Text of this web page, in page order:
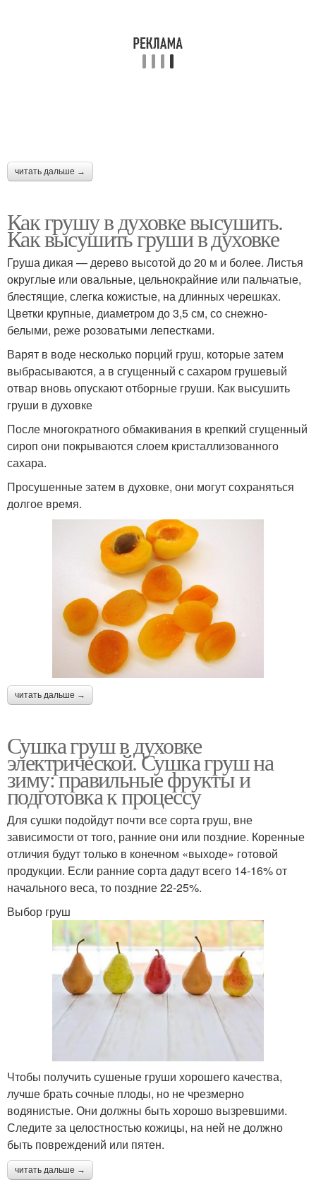
читать дальше →
Как грушу в духовке высушить.
Как высушить груши в духовке
Груша дикая — дерево высотой до 20 м и более. Листья
округлые или овальные, цельнокрайние или пальчатые,
блестящие, слегка кожистые, на длинных черешках.
Цветки крупные, диаметром до 3,5 см, со снежно-
белыми, реже розоватыми лепестками.
Варят в воде несколько порций груш, которые затем
выбрасываются, а в сгущенный с сахаром грушевый
отвар вновь опускают отборные груши. Как высушить
груши в духовке
После многократного обмакивания в крепкий сгущенный
сироп они покрываются слоем кристаллизованного
сахара.
Просушенные затем в духовке, они могут сохраняться
долгое время.
читать дальше →
Сушка груш в духовке
электрической. Сушка груш на
зиму: правильные фрукты и
подготовка к процессу
Для сушки подойдут почти все сорта груш, вне
зависимости от того, ранние они или поздние. Коренные
отличия будут только в конечном «выходе» готовой
продукции. Если ранние сорта дадут всего 14-16% от
начального веса, то поздние 22-25%.
Выбор груш
Чтобы получить сушеные груши хорошего качества,
лучше брать сочные плоды, но не чрезмерно
водянистые. Они должны быть хорошо вызревшими.
Следите за целостностью кожицы, на ней не должно
быть повреждений или пятен.
читать дальше →